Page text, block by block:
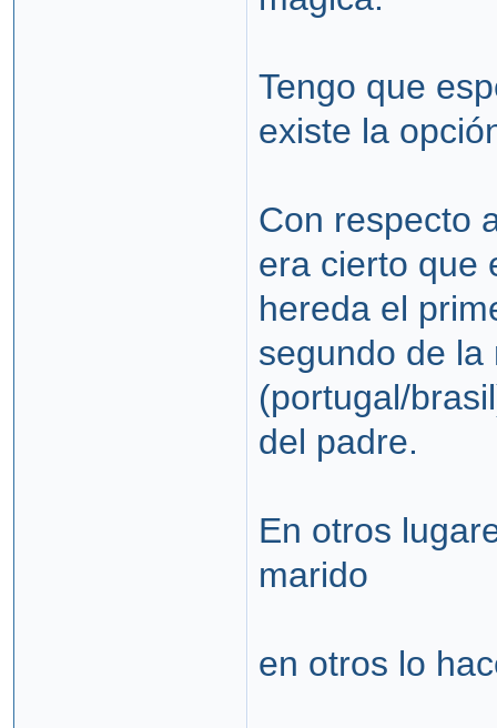
Tengo que
existe la
Con respecto
era cierto que
hereda el
segundo de
(portugal/
del padre.
En otros
marido
en otros lo